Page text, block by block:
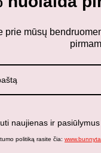
Plus Plus
prie mūsų
naujienas ir pasiūlymus
politiką rasite čia: